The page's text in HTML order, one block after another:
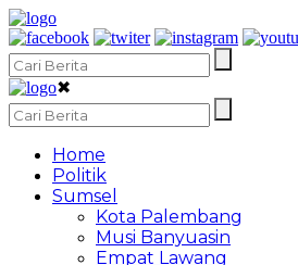
✖
Home
Politik
Sumsel
Kota Palembang
Musi Banyuasin
Empat Lawang